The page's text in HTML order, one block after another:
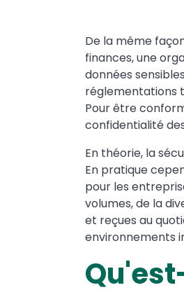
Text
De la même
finances, une
données
réglementations
Pour être
confidentialité
En théorie, la
En pratique
pour les
volumes, de la
et reçues au
environnements